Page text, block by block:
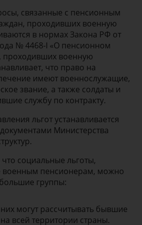
связанные с пенсионным
проходивших военную
в нормах Закона РФ от
№ 4468-I «О пенсионном
проходивших военную
что право на
имеют военнослужащие,
звание, а также солдаты и
службу по контракту.
льгот устанавливается
Министерства
что социальные льготы,
военным пенсионерам, можно
группы:
могут рассчитывать бывшие
всей территории страны.